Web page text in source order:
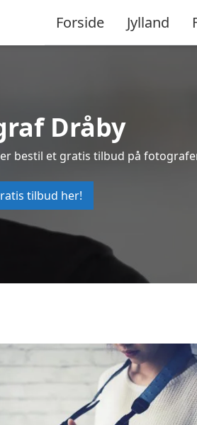
Forside Jylland
Dråby
bestil et gratis tilbud på
tilbud her!